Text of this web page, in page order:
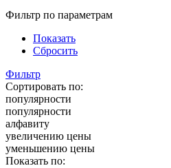
Фильтр по параметрам
Показать
Сбросить
Фильтр
Сортировать по:
популярности
популярности
алфавиту
увеличению цены
уменьшению цены
Показать по: